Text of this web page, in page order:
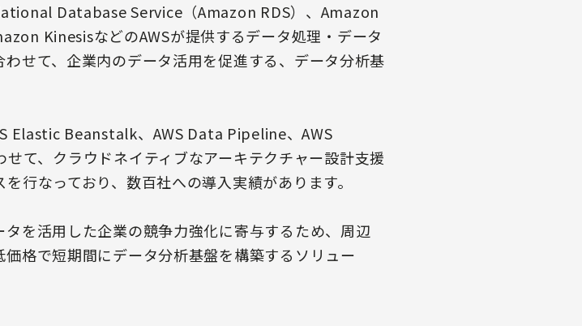
Database Service（Amazon RDS）、Amazon
KinesisなどのAWSが提供するデータ処理・データ
せて、企業内のデータ活用を促進する、データ分析基
Elastic Beanstalk、AWS Data Pipeline、AWS
て、クラウドネイティブなアーキテクチャー設計支援
行なっており、数百社への導入実績があります。
を活用した企業の競争力強化に寄与するため、周辺
格で短期間にデータ分析基盤を構築するソリュー